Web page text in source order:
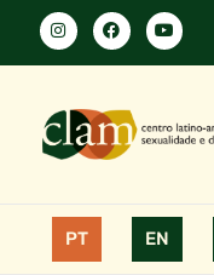
PT EN